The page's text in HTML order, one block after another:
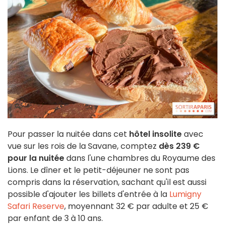
Pour passer la nuitée dans cet hôtel insoliteavec
vue sur les rois de la Savane, comptez dès 239 €
pour la nuitéedans l'une chambres du Royaume des
Lions. Le dîner et le petit-déjeuner ne sont pas
compris dans la réservation, sachant qu'il est aussi
possible d'ajouter les billets d'entrée à la Lumigny
Safari Reserve, moyennant 32 € par adulte et 25 €
par enfant de 3 à 10 ans.